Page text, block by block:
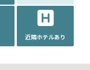
近隣ホテルあり